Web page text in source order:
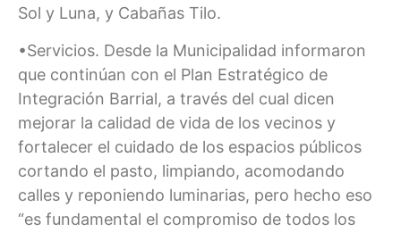
Sol y Luna, y Cabañas Tilo.
•Servicios. Desde la Municipalidad informaron
que continúan con el Plan Estratégico de
Integración Barrial, a través del cual dicen
mejorar la calidad de vida de los vecinos y
fortalecer el cuidado de los espacios públicos
cortando el pasto, limpiando, acomodando
calles y reponiendo luminarias, pero hecho eso
“es fundamental el compromiso de todos los